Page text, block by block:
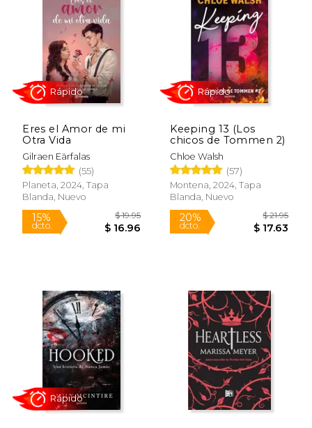
15%
dcto. $ 16.96
8%
dcto.
Eres el Amor de mi
Otra Vida
Gilraen Eärfalas
(55)
Planeta, 2024, Tapa
Blanda, Nuevo
dcto.
Keeping 13 (Los
chicos de Tommen 2)
Chloe Walsh
(57)
Montena, 2024, Tapa
Blanda, Nuevo
20%
dcto.